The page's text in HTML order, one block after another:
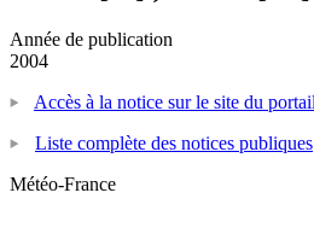
Année de publication
2004
Accès à la notice sur le site du
Liste complète des notices publiques
Météo-France